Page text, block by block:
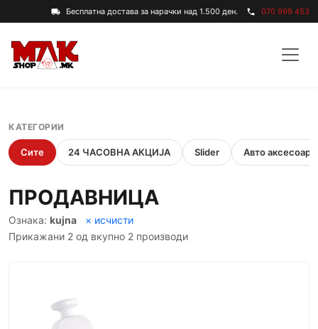
local_shipping Бесплатна достава за нарачки над 1.500 ден. phone 070 999 453
КАТЕГОРИИ
Сите 24 ЧАСОВНА АКЦИЈА Slider Авто аксесоари
ПРОДАВНИЦА
Ознака: kujna
× исчисти
Прикажани 2 од вкупно 2 производи